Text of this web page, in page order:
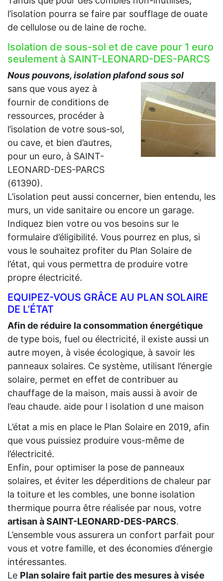
l’isolation pourra se faire par soufflage de ouate
de cellulose ou de laine de roche.
Isolation de sous-sol et de cave pour 1 euro
seulement à SAINT-LEONARD-DES-PARCS
Nous pouvons, isolation plafond sous sol
sans que vous ayez à
fournir de conditions de
ressources, procéder à
l’isolation de votre sous-sol,
ou cave, et bien d’autres,
pour un euro, à SAINT-
LEONARD-DES-PARCS
(61390).
L’isolation peut aussi concerner, bien entendu, les
murs, un vide sanitaire ou encore un garage.
Indiquez bien votre ou vos besoins sur le
formulaire d’éligibilité. Vous pourrez en plus, si
vous le souhaitez profiter du Plan Solaire de
l’état, qui vous permettra de produire votre
propre électricité.
EQUIPEZ-VOUS GRÂCE AU PLAN SOLAIRE
DE L’ÉTAT
Afin de réduire la consommation énergétique
de type bois, fuel ou électricité, il existe aussi un
autre moyen, à visée écologique, à savoir les
panneaux solaires. Ce système, utilisant l’énergie
solaire, permet en effet de contribuer au
chauffage de la maison, mais aussi à avoir de
l’eau chaude. aide pour l isolation d une maison
L’état a mis en place le Plan Solaire en 2019, afin
que vous puissiez produire vous-même de
l’électricité.
Enfin, pour optimiser la pose de panneaux
solaires, et éviter les déperditions de chaleur par
la toiture et les combles, une bonne isolation
thermique pourra être réalisée par nous, votre
artisan à SAINT-LEONARD-DES-PARCS.
L’ensemble vous assurera un confort parfait pour
vous et votre famille, et des économies d’énergie
intéressantes.
Le Plan solaire fait partie des mesures à visée